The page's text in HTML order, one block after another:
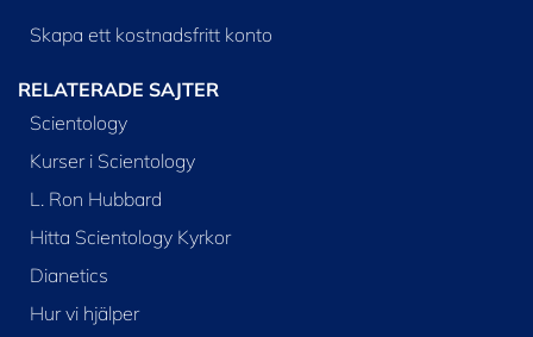
Skapa ett kostnadsfritt konto
RELATERADE SAJTER
Scientology
Kurser i Scientology
L. Ron Hubbard
Hitta Scientology Kyrkor
Dianetics
Hur vi hjälper